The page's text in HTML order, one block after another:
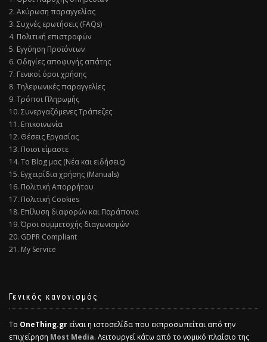
2. Ακύρωση παραγγελίας
3. Συχνές ερωτήσεις (FAQs)
4. Πολιτική επιστροφών
5. Εγγύηση Προϊόντων
6. Οδηγίες αποφυγής απάτης
7. Γενικοί όροι χρήσης
8. Τηλεφωνικές παραγγελίες
9. Τρόποι Πληρωμής
10. Συνεργαζόμενες Τράπεζες
11. Επικοινωνία
12. Θέσεις Εργασίας
13. Ποιοι είμαστε
14. Το Blog μας (Νέα και ειδήσεις)
15. Εγχειρίδια χρήσης (Manuals)
16. Πολιτική Απορρήτου
17. Πολιτική Cookies
18. Επίλυση διαφορών και Παράπονα
19. Όροι συμμετοχής διαγωνισμών
20. GDPR Compliant
21. My Service
Γενικός κανονισμός
Το OneThing.gr είναι η ιστοσελίδα που εκπροσωπείται από την
επιχείρηση Most Media. Λειτουργεί κάτω από το νομικό πλαίσιο της